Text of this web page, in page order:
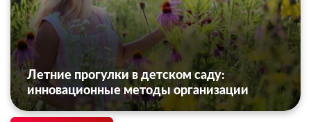
Летние прогулки в детском саду:
инновационные методы организации